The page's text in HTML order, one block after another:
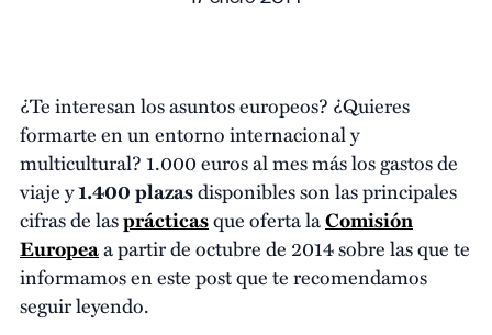
¿Te interesan los asuntos europeos? ¿Quieres
formarte en un entorno internacional y
multicultural? 1.000 euros al mes más los gastos de
viaje y1.400 plazasdisponibles son las principales
cifras de lasprácticasque oferta laComisión
Europeaa partir de octubre de 2014 sobre las que te
informamos en este post que te recomendamos
seguir leyendo.